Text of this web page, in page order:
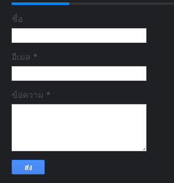
ชื่อ
อีเมล *
ข้อความ *